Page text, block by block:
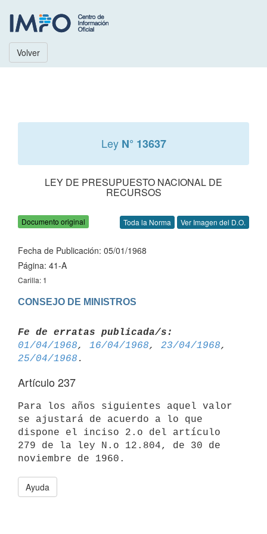
Volver
Ley N° 13637
LEY DE PRESUPUESTO NACIONAL DE
RECURSOS
Documento original Toda la Norma Ver Imagen del D.O.
Fecha de Publicación: 05/01/1968
Página: 41-A
Carilla: 1
CONSEJO DE MINISTROS
Fe de erratas publicada/s:
01/04/1968, 16/04/1968, 23/04/1968
25/04/1968
Artículo 237
Para los años siguientes aquel valor
se ajustará de acuerdo a lo que
dispone el inciso 2.o del artículo
279 de la ley N.o 12.804, de 30 de
Ayuda